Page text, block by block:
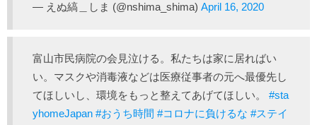
— えぬ縞＿しま (@nshima_shima) April 16, 2020
富山市民病院の会見泣ける。私たちは家に居ればい
い。マスクや消毒液などは医療従事者の元へ最優先し
てほしいし、環境をもっと整えてあげてほしい。 #sta
yhomeJapan #おうち時間 #コロナに負けるな #ステイ